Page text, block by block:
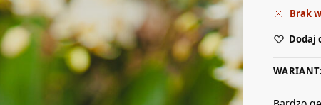
Brak
Dodaj